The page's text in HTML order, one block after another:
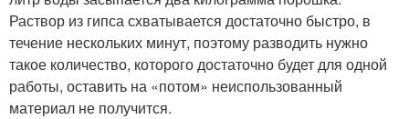
Раствор из гипса схватывается достаточно быстро, в
течение нескольких минут, поэтому разводить нужно
такое количество, которого достаточно будет для одной
работы, оставить на «потом» неиспользованный
материал не получится.